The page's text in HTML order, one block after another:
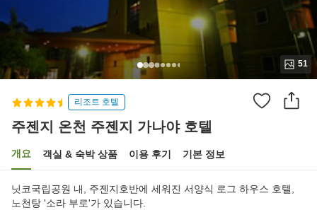
51
리조트 호텔
주젠지 온천 주젠지 가나야 호텔
개요 객실 & 숙박 상품 이용 후기 기본 정보
닛코국립공원 내, 주젠지호반에 세워진 서양식 로그 하우스 호텔,
노천탕 '소라 부로'가 있습니다.